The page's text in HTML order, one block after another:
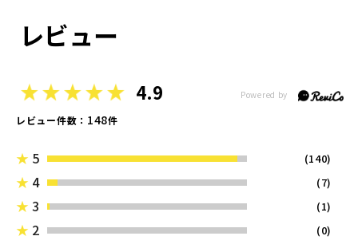
レビュー
4.9
レビュー件数： 148件
★ 5 (140)
★ 4 (7)
★ 3 (1)
★ 2 (0)